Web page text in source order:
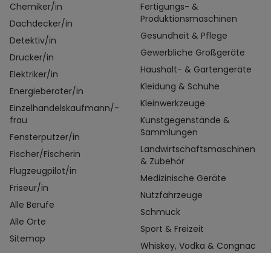
Chemiker/in
Dachdecker/in
Detektiv/in
Drucker/in
Elektriker/in
Energieberater/in
Einzelhandelskaufmann/-
frau
Fensterputzer/in
Fischer/Fischerin
Flugzeugpilot/in
Friseur/in
Alle Berufe
Alle Orte
Sitemap
Fertigungs- &
Produktionsmaschinen
Gesundheit & Pflege
Gewerbliche Großgeräte
Haushalt- & Gartengeräte
Kleidung & Schuhe
Kleinwerkzeuge
Kunstgegenstände &
Sammlungen
Landwirtschaftsmaschinen
& Zubehör
Medizinische Geräte
Nutzfahrzeuge
Schmuck
Sport & Freizeit
Whiskey, Vodka & Congnac